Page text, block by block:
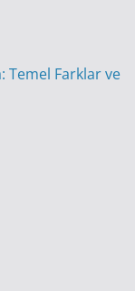
Temel Farklar ve